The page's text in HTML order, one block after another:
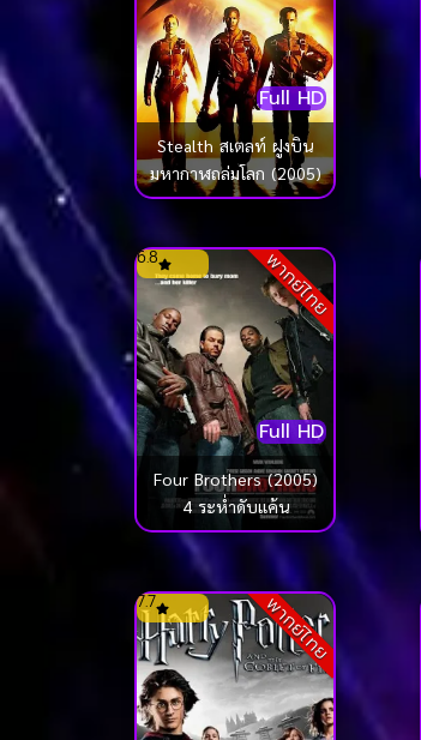
Full HD
Stealth สเตลท์ ฝูงบิน
มหากาฬถล่มโลก (2005)
พากย์ไทย
Full HD
6.8
Four Brothers (2005)
4 ระห่ำดับแค้น
พากย์ไทย
7.7